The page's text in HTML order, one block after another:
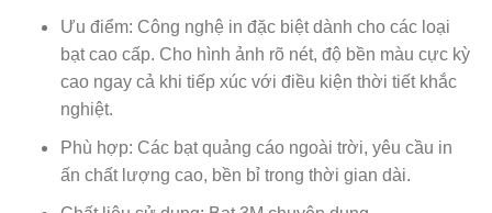
Ưu điểm: Công nghệ in đặc biệt dành cho các loại
bạt cao cấp. Cho hình ảnh rõ nét, độ bền màu cực kỳ
cao ngay cả khi tiếp xúc với điều kiện thời tiết khắc
nghiệt.
Phù hợp: Các bạt quảng cáo ngoài trời, yêu cầu in
ấn chất lượng cao, bền bỉ trong thời gian dài.